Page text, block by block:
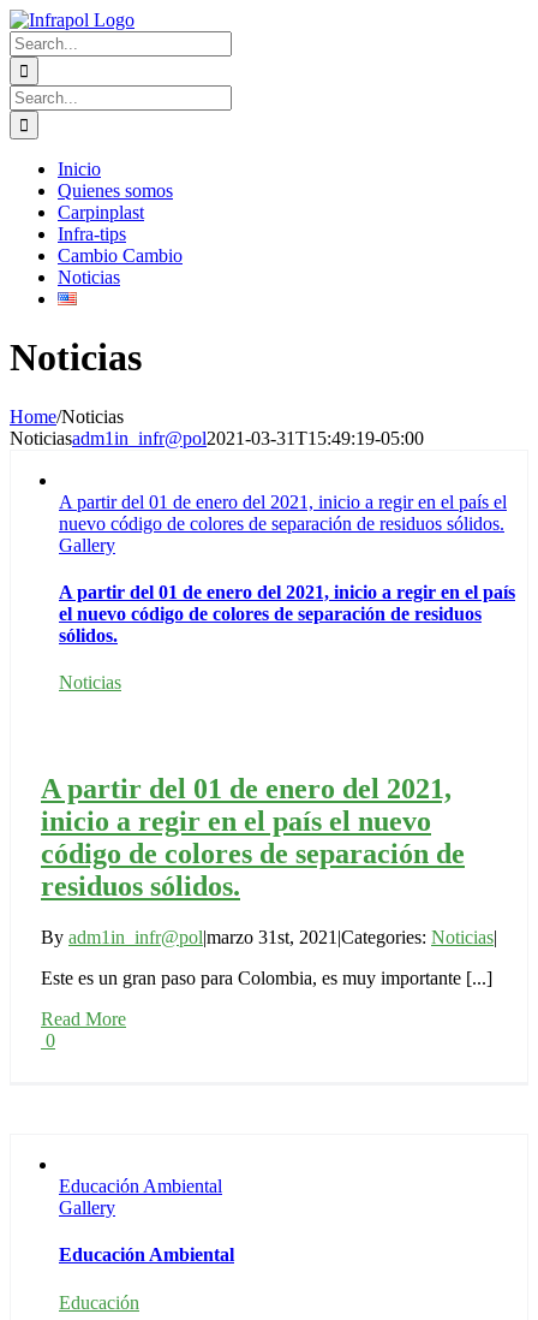
Skip
to
content
Search
for:
Search
for:
Inicio
Quienes somos
Carpinplast
Infra-tips
Cambio Cambio
Noticias
Noticias
Home/Noticias
Noticiasadm1in_infr@pol2021-03-31T15:49:19-05:00
A partir del 01 de enero del 2021, inicio a regir en el país el
nuevo código de colores de separación de residuos sólidos.
Gallery
A partir del 01 de enero del 2021, inicio a regir en el país
el nuevo código de colores de separación de residuos
sólidos.
Noticias
A partir del 01 de enero del 2021,
inicio a regir en el país el nuevo
código de colores de separación de
residuos sólidos.
By adm1in_infr@pol|marzo 31st, 2021 |Categories: Noticias|
Este es un gran paso para Colombia, es muy importante [...]
Read More
0
Educación Ambiental
Gallery
Educación Ambiental
Educación